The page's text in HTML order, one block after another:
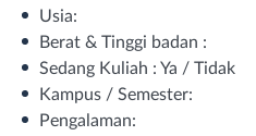
Usia:
Berat & Tinggi badan :
Sedang Kuliah : Ya / Tidak
Kampus / Semester:
Pengalaman: